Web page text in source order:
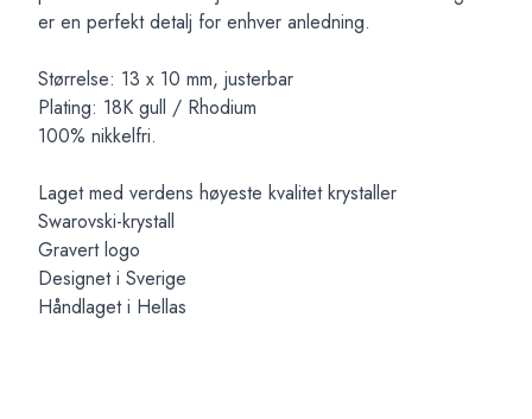
er en perfekt detalj for enhver anledning.
Størrelse: 13 x 10 mm, justerbar
Plating: 18K gull / Rhodium
100% nikkelfri.
Laget med verdens høyeste kvalitet krystaller
Swarovski-krystall
Gravert logo
Designet i Sverige
Håndlaget i Hellas